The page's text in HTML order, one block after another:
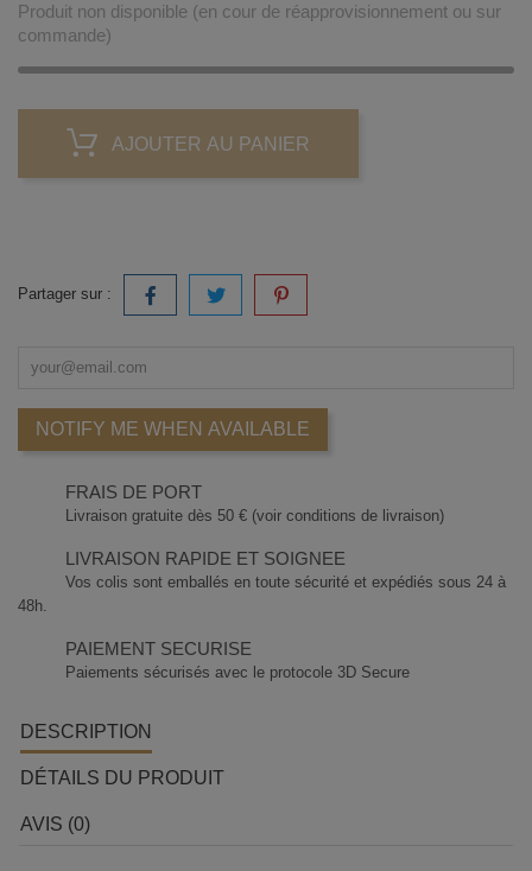
Produit non disponible (en cour de réapprovisionnement ou sur
commande)
AJOUTER AU PANIER
Partager sur :
NOTIFY ME WHEN AVAILABLE
FRAIS DE PORT
Livraison gratuite dès 50 € (voir conditions de livraison)
LIVRAISON RAPIDE ET SOIGNEE
Vos colis sont emballés en toute sécurité et expédiés sous 24 à
48h.
PAIEMENT SECURISE
Paiements sécurisés avec le protocole 3D Secure
DESCRIPTION
DÉTAILS DU PRODUIT
AVIS (0)